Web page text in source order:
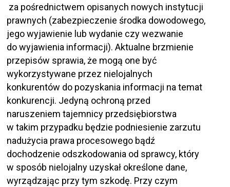
za pośrednictwem opisanych nowych instytucji
prawnych (zabezpieczenie środka dowodowego,
jego wyjawienie lub wydanie czy wezwanie
do wyjawienia informacji). Aktualne brzmienie
przepisów sprawia, że mogą one być
wykorzystywane przez nielojalnych
konkurentów do pozyskania informacji na temat
konkurencji. Jedyną ochroną przed
naruszeniem tajemnicy przedsiębiorstwa
w takim przypadku będzie podniesienie zarzutu
nadużycia prawa procesowego bądź
dochodzenie odszkodowania od sprawcy, który
w sposób nielojalny uzyskał określone dane,
wyrządzając przy tym szkodę. Przy czym